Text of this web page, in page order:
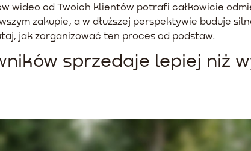
wideo od Twoich klientów potrafi całkowicie
zakupie, a w dłuższej perspektywie buduje
jak zorganizować ten proces od podstaw.
sprzedaje lepiej niż